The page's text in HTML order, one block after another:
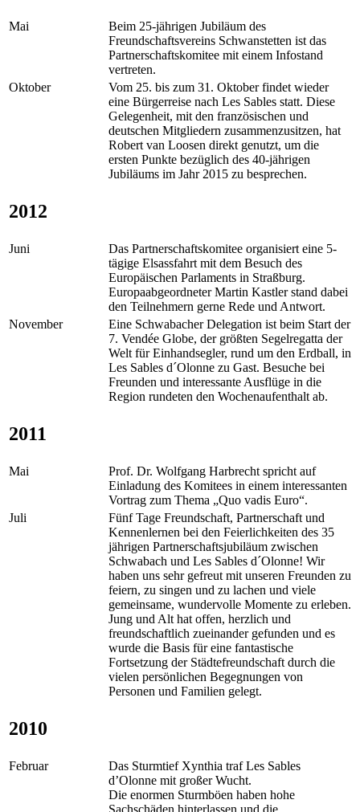
Mai
Beim 25-jährigen Jubiläum des
Freundschaftsvereins Schwanstetten ist das
Partnerschaftskomitee mit einem Infostand
vertreten.
Oktober
Vom 25. bis zum 31. Oktober findet wieder
eine Bürgerreise nach Les Sables statt. Diese
Gelegenheit, mit den französischen und
deutschen Mitgliedern zusammenzusitzen, hat
Robert van Loosen direkt genutzt, um die
ersten Punkte bezüglich des 40-jährigen
Jubiläums im Jahr 2015 zu besprechen.
2012
Juni
Das Partnerschaftskomitee organisiert eine 5-
tägige Elsassfahrt mit dem Besuch des
Europäischen Parlaments in Straßburg.
Europaabgeordneter Martin Kastler stand dabei
den Teilnehmern gerne Rede und Antwort.
November
Eine Schwabacher Delegation ist beim Start der
7. Vendée Globe, der größten Segelregatta der
Welt für Einhandsegler, rund um den Erdball, in
Les Sables d´Olonne zu Gast. Besuche bei
Freunden und interessante Ausflüge in die
Region rundeten den Wochenaufenthalt ab.
2011
Mai
Prof. Dr. Wolfgang Harbrecht spricht auf
Einladung des Komitees in einem interessanten
Vortrag zum Thema „Quo vadis Euro“.
Juli
Fünf Tage Freundschaft, Partnerschaft und
Kennenlernen bei den Feierlichkeiten des 35
jährigen Partnerschaftsjubiläum zwischen
Schwabach und Les Sables d´Olonne! Wir
haben uns sehr gefreut mit unseren Freunden zu
feiern, zu singen und zu lachen und viele
gemeinsame, wundervolle Momente zu erleben.
Jung und Alt hat offen, herzlich und
freundschaftlich zueinander gefunden und es
wurde die Basis für eine fantastische
Fortsetzung der Städtefreundschaft durch die
vielen persönlichen Begegnungen von
Personen und Familien gelegt.
2010
Februar
Das Sturmtief Xynthia traf Les Sables
d’Olonne mit großer Wucht.
Die enormen Sturmböen haben hohe
Sachschäden hinterlassen und die